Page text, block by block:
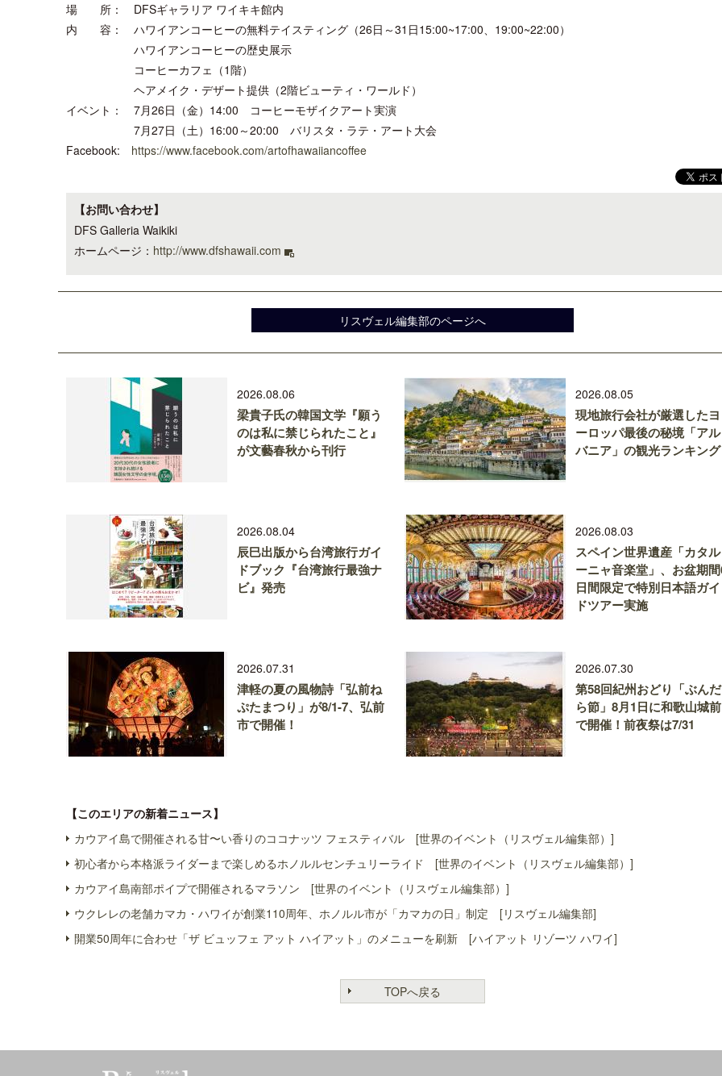
場 所： DFSギャラリア ワイキキ館内
内 容： ハワイアンコーヒーの無料テイスティング（26日～31日15:00~17:00、19:00~22:00）
ハワイアンコーヒーの歴史展示
コーヒーカフェ（1階）
ヘアメイク・デザート提供（2階ビューティ・ワールド）
イベント： 7月26日（金）14:00 コーヒーモザイクアート実演
7月27日（土）16:00～20:00 バリスタ・ラテ・アート大会
Facebook: https://www.facebook.com/artofhawaiiancoffee
【お問い合わせ】
DFS Galleria Waikiki
ホームページ： http://www.dfshawaii.com
リスヴェル編集部のページへ
2026.08.06
梁貴子氏の韓国文学『願う
のは私に禁じられたこと』
が文藝春秋から刊行
2026.08.05
現地旅行会社が厳選したヨ
ーロッパ最後の秘境「アル
バニア」の観光ランキング
2026.08.04
辰巳出版から台湾旅行ガイ
ドブック『台湾旅行最強ナ
ビ』発売
2026.08.03
スペイン世界遺産「カタル
ーニャ音楽堂」、お盆期
日間限定で特別日本語ガイ
ドツアー実施
2026.07.31
津軽の夏の風物詩「弘前ね
ぷたまつり」が8/1-7、弘前
市で開催！
2026.07.30
第58回紀州おどり「ぶんだ
ら節」8月1日に和歌山城前
で開催！前夜祭は7/31
【このエリアの新着ニュース】
カウアイ島で開催される甘〜い香りのココナッツ フェスティバル [世界のイベント（リスヴェル編集部）]
初心者から本格派ライダーまで楽しめるホノルルセンチュリーライド [世界のイベント（リスヴェル編集部）]
カウアイ島南部ポイプで開催されるマラソン [世界のイベント（リスヴェル編集部）]
ウクレレの老舗カマカ・ハワイが創業110周年、ホノルル市が「カマカの日」制定 [リスヴェル編集部]
開業50周年に合わせ「ザ ビュッフェ アット ハイアット」のメニューを刷新 [ハイアット リゾーツ ハワイ]
TOPへ戻る
開業50周年に合わせ「ザ ビュッフェ
アット ハイアット」のメニューを刷
新